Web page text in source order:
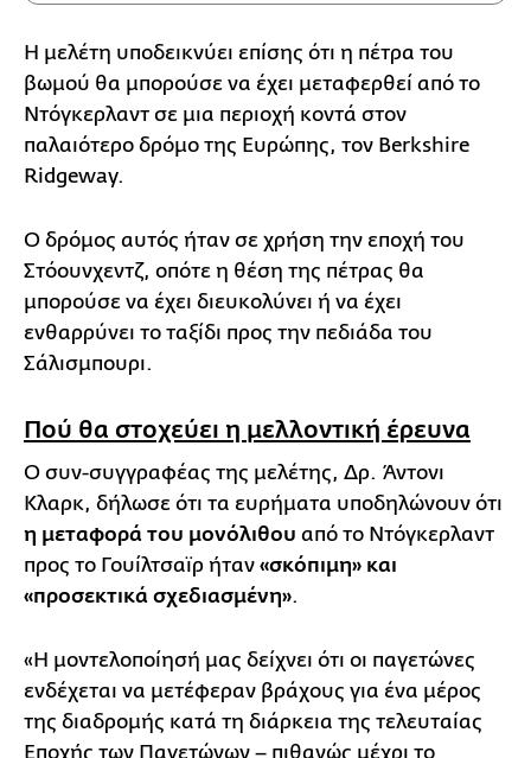
Η μελέτη υποδεικνύει επίσης ότι η πέτρα του
βωμού θα μπορούσε να έχει μεταφερθεί από το
Ντόγκερλαντ σε μια περιοχή κοντά στον
παλαιότερο δρόμο της Ευρώπης, τον Berkshire
Ridgeway.
Ο δρόμος αυτός ήταν σε χρήση την εποχή του
Στόουνχεντζ, οπότε η θέση της πέτρας θα
μπορούσε να έχει διευκολύνει ή να έχει
ενθαρρύνει το ταξίδι προς την πεδιάδα του
Σάλισμπουρι.
Πού θα στοχεύει η μελλοντική έρευνα
Ο συν-συγγραφέας της μελέτης, Δρ. Άντονι
Κλαρκ, δήλωσε ότι τα ευρήματα υποδηλώνουν ότι
η μεταφορά του μονόλιθου από το Ντόγκερλαντ
προς το Γουίλτσαϊρ ήταν «σκόπιμη» και
«προσεκτικά σχεδιασμένη».
«Η μοντελοποίησή μας δείχνει ότι οι παγετώνες
ενδέχεται να μετέφεραν βράχους για ένα μέρος
της διαδρομής κατά τη διάρκεια της τελευταίας
Εποχής των Παγετώνων – πιθανώς μέχρι το